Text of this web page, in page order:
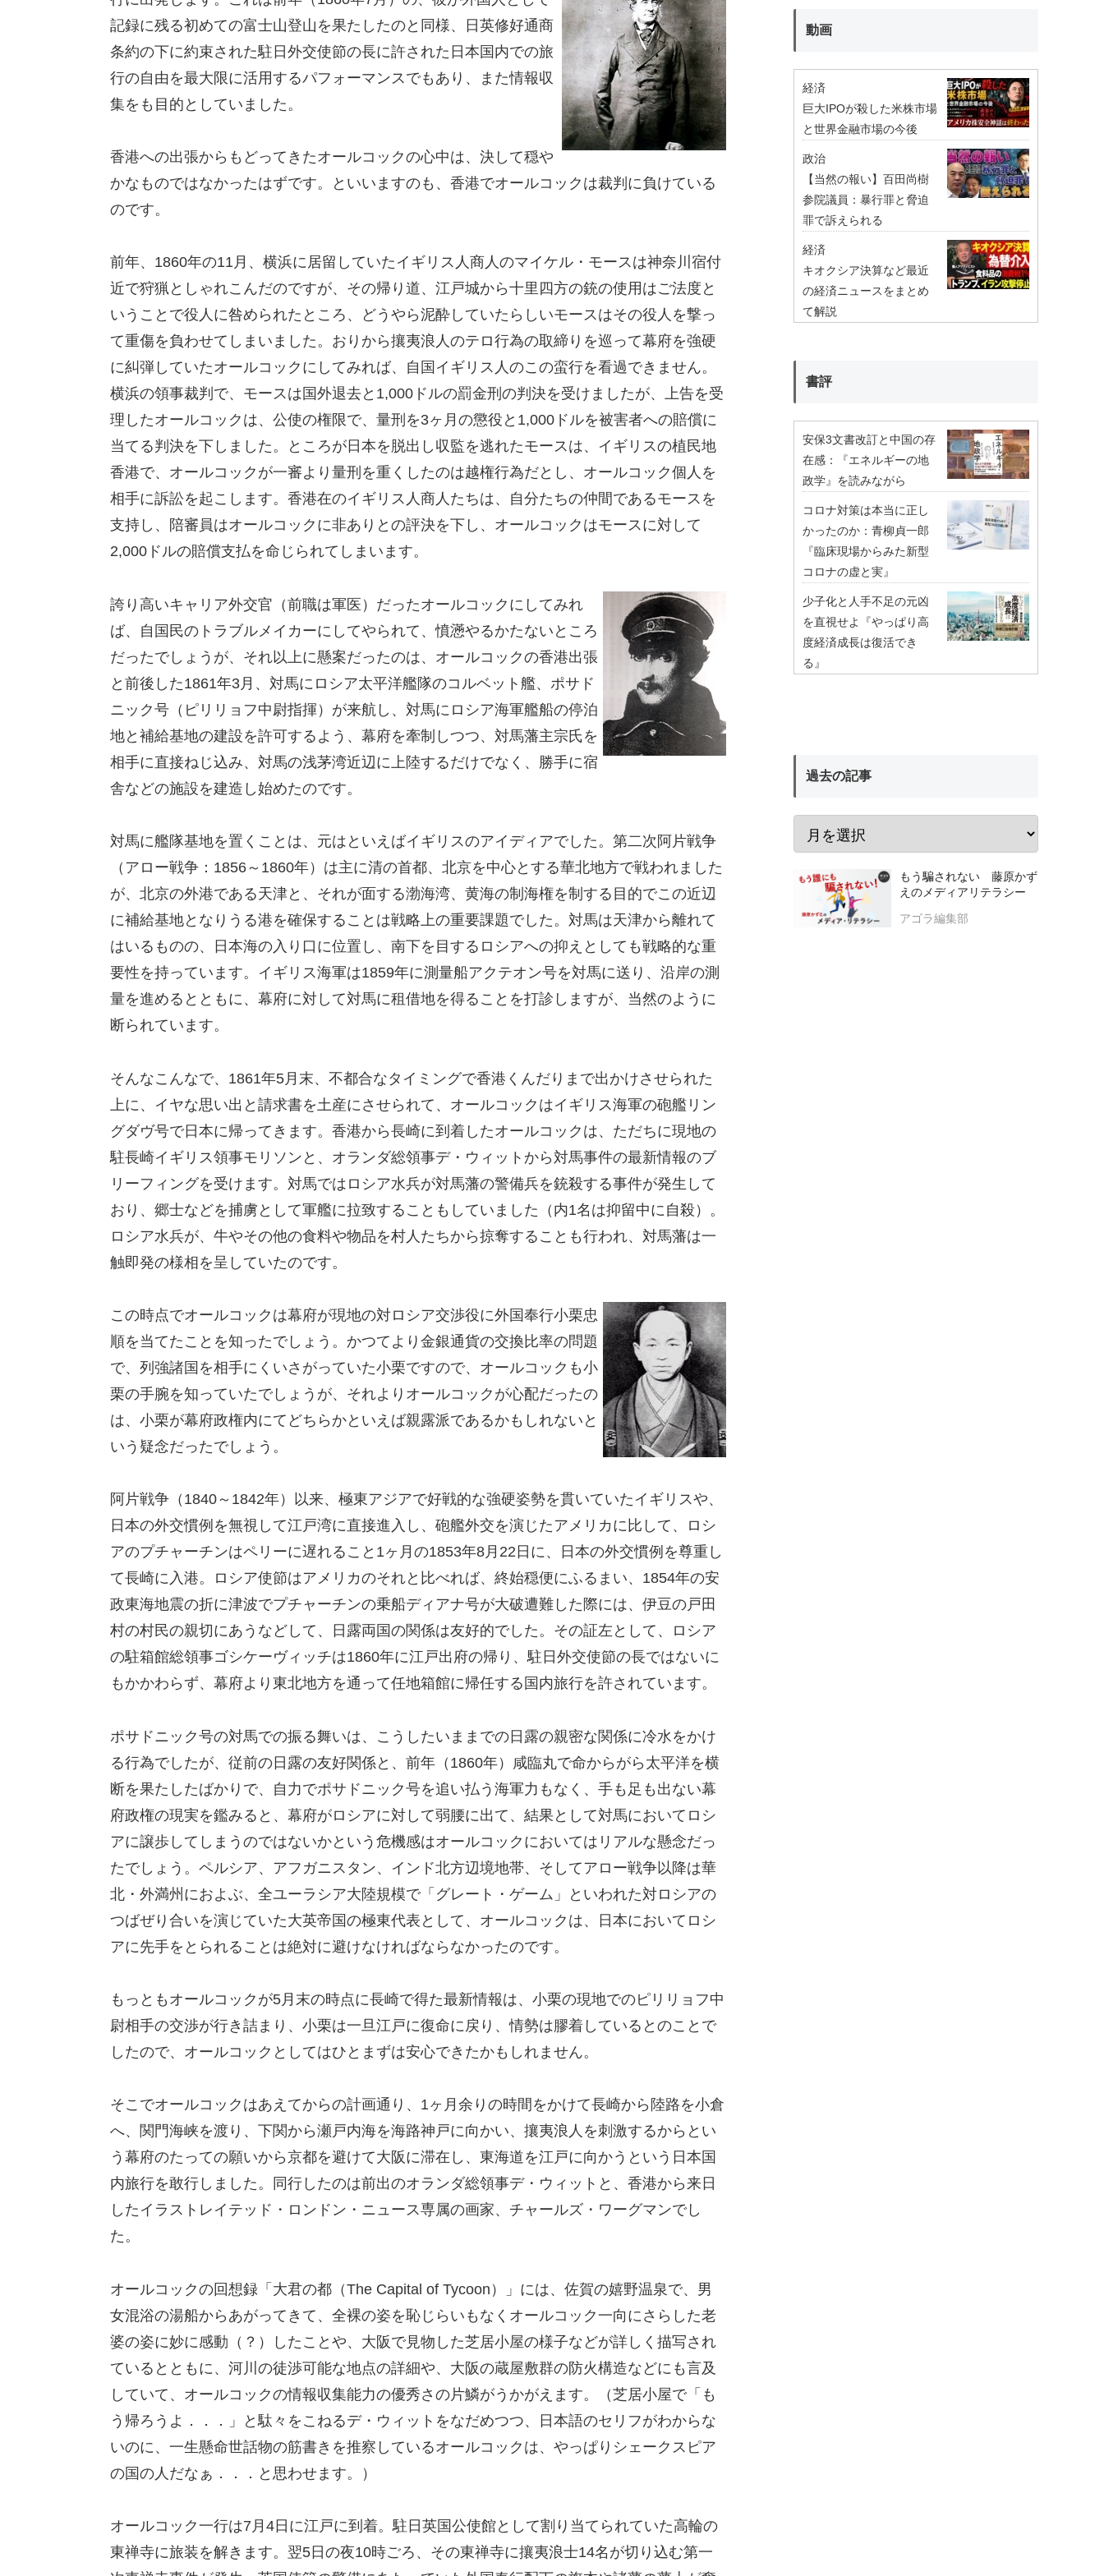
記録に残る初めての富士山登山を果たしたのと同様、日英修好通商
条約の下に約束された駐日外交使節の長に許された日本国内での旅
行の自由を最大限に活用するパフォーマンスでもあり、また情報収
集をも目的としていました。
香港への出張からもどってきたオールコックの心中は、決して穏や
かなものではなかったはずです。といいますのも、香港でオールコックは裁判に負けている
のです。
前年、1860年の11月、横浜に居留していたイギリス人商人のマイケル・モースは神奈川宿付
近で狩猟としゃれこんだのですが、その帰り道、江戸城から十里四方の銃の使用はご法度と
いうことで役人に咎められたところ、どうやら泥酔していたらしいモースはその役人を撃っ
て重傷を負わせてしまいました。おりから攘夷浪人のテロ行為の取締りを巡って幕府を強硬
に糾弾していたオールコックにしてみれば、自国イギリス人のこの蛮行を看過できません。
横浜の領事裁判で、モースは国外退去と1,000ドルの罰金刑の判決を受けましたが、上告を受
理したオールコックは、公使の権限で、量刑を3ヶ月の懲役と1,000ドルを被害者への賠償に
当てる判決を下しました。ところが日本を脱出し収監を逃れたモースは、イギリスの植民地
香港で、オールコックが一審より量刑を重くしたのは越権行為だとし、オールコック個人を
相手に訴訟を起こします。香港在のイギリス人商人たちは、自分たちの仲間であるモースを
支持し、陪審員はオールコックに非ありとの評決を下し、オールコックはモースに対して
2,000ドルの賠償支払を命じられてしまいます。
誇り高いキャリア外交官（前職は軍医）だったオールコックにしてみれ
ば、自国民のトラブルメイカーにしてやられて、憤懣やるかたないところ
だったでしょうが、それ以上に懸案だったのは、オールコックの香港出張
と前後した1861年3月、対馬にロシア太平洋艦隊のコルベット艦、ポサド
ニック号（ピリリョフ中尉指揮）が来航し、対馬にロシア海軍艦船の停泊
地と補給基地の建設を許可するよう、幕府を牽制しつつ、対馬藩主宗氏を
相手に直接ねじ込み、対馬の浅茅湾近辺に上陸するだけでなく、勝手に宿
舎などの施設を建造し始めたのです。
対馬に艦隊基地を置くことは、元はといえばイギリスのアイディアでした。第二次阿片戦争
（アロー戦争：1856～1860年）は主に清の首都、北京を中心とする華北地方で戦われました
が、北京の外港である天津と、それが面する渤海湾、黄海の制海権を制する目的でこの近辺
に補給基地となりうる港を確保することは戦略上の重要課題でした。対馬は天津から離れて
はいるものの、日本海の入り口に位置し、南下を目するロシアへの抑えとしても戦略的な重
要性を持っています。イギリス海軍は1859年に測量船アクテオン号を対馬に送り、沿岸の測
量を進めるとともに、幕府に対して対馬に租借地を得ることを打診しますが、当然のように
断られています。
そんなこんなで、1861年5月末、不都合なタイミングで香港くんだりまで出かけさせられた
上に、イヤな思い出と請求書を土産にさせられて、オールコックはイギリス海軍の砲艦リン
グダヴ号で日本に帰ってきます。香港から長崎に到着したオールコックは、ただちに現地の
駐長崎イギリス領事モリソンと、オランダ総領事デ・ウィットから対馬事件の最新情報のブ
リーフィングを受けます。対馬ではロシア水兵が対馬藩の警備兵を銃殺する事件が発生して
おり、郷士などを捕虜として軍艦に拉致することもしていました（内1名は抑留中に自殺）。
ロシア水兵が、牛やその他の食料や物品を村人たちから掠奪することも行われ、対馬藩は一
触即発の様相を呈していたのです。
この時点でオールコックは幕府が現地の対ロシア交渉役に外国奉行小栗忠
順を当てたことを知ったでしょう。かつてより金銀通貨の交換比率の問題
で、列強諸国を相手にくいさがっていた小栗ですので、オールコックも小
栗の手腕を知っていたでしょうが、それよりオールコックが心配だったの
は、小栗が幕府政権内にてどちらかといえば親露派であるかもしれないと
いう疑念だったでしょう。
阿片戦争（1840～1842年）以来、極東アジアで好戦的な強硬姿勢を貫いていたイギリスや、
日本の外交慣例を無視して江戸湾に直接進入し、砲艦外交を演じたアメリカに比して、ロシ
アのプチャーチンはペリーに遅れること1ヶ月の1853年8月22日に、日本の外交慣例を尊重し
て長崎に入港。ロシア使節はアメリカのそれと比べれば、終始穏便にふるまい、1854年の安
政東海地震の折に津波でプチャーチンの乗船ディアナ号が大破遭難した際には、伊豆の戸田
村の村民の親切にあうなどして、日露両国の関係は友好的でした。その証左として、ロシア
の駐箱館総領事ゴシケーヴィッチは1860年に江戸出府の帰り、駐日外交使節の長ではないに
もかかわらず、幕府より東北地方を通って任地箱館に帰任する国内旅行を許されています。
ポサドニック号の対馬での振る舞いは、こうしたいままでの日露の親密な関係に冷水をかけ
る行為でしたが、従前の日露の友好関係と、前年（1860年）咸臨丸で命からがら太平洋を横
断を果たしたばかりで、自力でポサドニック号を追い払う海軍力もなく、手も足も出ない幕
府政権の現実を鑑みると、幕府がロシアに対して弱腰に出て、結果として対馬においてロシ
アに譲歩してしまうのではないかという危機感はオールコックにおいてはリアルな懸念だっ
たでしょう。ペルシア、アフガニスタン、インド北方辺境地帯、そしてアロー戦争以降は華
北・外満州におよぶ、全ユーラシア大陸規模で「グレート・ゲーム」といわれた対ロシアの
つばぜり合いを演じていた大英帝国の極東代表として、オールコックは、日本においてロシ
アに先手をとられることは絶対に避けなければならなかったのです。
もっともオールコックが5月末の時点に長崎で得た最新情報は、小栗の現地でのピリリョフ中
尉相手の交渉が行き詰まり、小栗は一旦江戸に復命に戻り、情勢は膠着しているとのことで
したので、オールコックとしてはひとまずは安心できたかもしれません。
そこでオールコックはあえてからの計画通り、1ヶ月余りの時間をかけて長崎から陸路を小倉
へ、関門海峡を渡り、下関から瀬戸内海を海路神戸に向かい、攘夷浪人を刺激するからとい
う幕府のたっての願いから京都を避けて大阪に滞在し、東海道を江戸に向かうという日本国
内旅行を敢行しました。同行したのは前出のオランダ総領事デ・ウィットと、香港から来日
したイラストレイテッド・ロンドン・ニュース専属の画家、チャールズ・ワーグマンでし
た。
オールコックの回想録「大君の都（The Capital of Tycoon）」には、佐賀の嬉野温泉で、男
女混浴の湯船からあがってきて、全裸の姿を恥じらいもなくオールコック一向にさらした老
婆の姿に妙に感動（？）したことや、大阪で見物した芝居小屋の様子などが詳しく描写され
ているとともに、河川の徒渉可能な地点の詳細や、大阪の蔵屋敷群の防火構造などにも言及
していて、オールコックの情報収集能力の優秀さの片鱗がうかがえます。（芝居小屋で「も
う帰ろうよ．．．」と駄々をこねるデ・ウィットをなだめつつ、日本語のセリフがわからな
いのに、一生懸命世話物の筋書きを推察しているオールコックは、やっぱりシェークスピア
の国の人だなぁ．．．と思わせます。）
オールコック一行は7月4日に江戸に到着。駐日英国公使館として割り当てられていた高輪の
東禅寺に旅装を解きます。翌5日の夜10時ごろ、その東禅寺に攘夷浪士14名が切り込む第一
動画
経済
巨大IPOが殺した米株市場
と世界金融市場の今後
政治
【当然の報い】百田尚樹
参院議員：暴行罪と脅迫
罪で訴えられる
経済
キオクシア決算など最近
の経済ニュースをまとめ
て解説
書評
安保3文書改訂と中国の存
在感：『エネルギーの地
政学』を読みながら
コロナ対策は本当に正し
かったのか：青柳貞一郎
『臨床現場からみた新型
コロナの虚と実』
少子化と人手不足の元凶
を直視せよ『やっぱり高
度経済成長は復活でき
る』
過去の記事
もう騙されない 藤原かず
えのメディアリテラシー
アゴラ編集部